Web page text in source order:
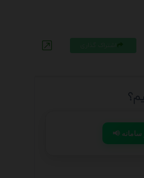
سامانه